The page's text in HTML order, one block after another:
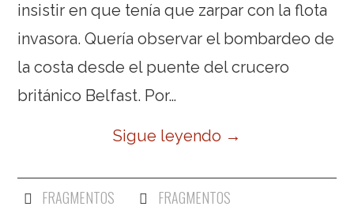
insistir en que tenía que zarpar con la flota
invasora. Quería observar el bombardeo de
la costa desde el puente del crucero
británico Belfast. Por…
Sigue leyendo →
FRAGMENTOS FRAGMENTOS